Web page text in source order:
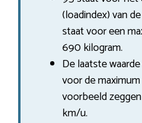
(loadindex) van
staat voor een
690 kilogram.
De laatste
voor de
voorbeeld
km/u.